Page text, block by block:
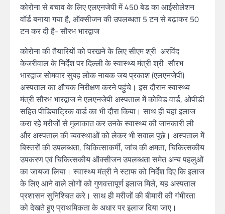
कोरोना से बचाव के लिए एलएनजेपी में 450 बेड का आईसोलेशन
वॉर्ड बनाया गया है, ऑक्सीजन की उपलब्धता 5 टन से बढ़ाकर 50
टन कर दी है- सौरभ भारद्वाज
कोरोना की तैयारियों को परखने के लिए सीएम श्री अरविंद
केजरीवाल के निर्देश पर दिल्ली के स्वास्थ्य मंत्री श्री सौरभ
भारद्वाज सोमवार सुबह लोक नायक जय प्रकाश (एलएनजेपी)
अस्पताल का औचक निरीक्षण करने पहुंचे। इस दौरान स्वास्थ्य
मंत्री सौरभ भारद्वाज ने एलएनजेपी अस्पताल में कोविड वार्ड, ओपीडी
सहित पीडियाट्रिक वार्ड का भी दौरा किया। साथ ही यहां इलाज
करा रहे मरीजों से मुलाकात कर उनके स्वास्थ्य की जानकारी ली
और अस्पताल की व्यवस्थाओं को लेकर भी सवाल पूछे। अस्पताल में
बिस्तरों की उपलब्धता, चिकित्साकर्मी, जांच की क्षमता, चिकित्सकीय
उपकरण एवं चिकित्सकीय ऑक्सीजन उपलब्धता समेत अन्य पहलुओं
का जायजा लिया। स्वास्थ्य मंत्री ने स्टाफ को निर्देश दिए कि इलाज
के लिए आने वाले लोगों को गुणवत्तापूर्ण इलाज मिले, यह अस्पताल
प्रशासन सुनिश्चित करे। साथ ही मरीजों की बीमारी की गंभीरता
को देखते हुए प्राथमिकता के अधार पर इलाज दिया जाए।